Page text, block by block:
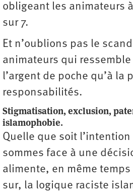
obligeant les animateurs
sur 7.
Et n’oublions pas le
animateurs qui
l’argent de poche qu’à la
responsabilités.
Stigmatisation, exclusion,
islamophobie.
Quelle que soit
sommes face à une
alimente, en même temps
sur, la logique raciste